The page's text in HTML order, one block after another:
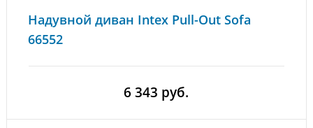
Надувной диван Intex Pull-Out Sofa
66552
6 343 руб.